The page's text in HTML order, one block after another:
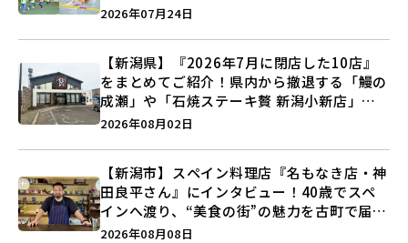
キックボクシング」で新しい自分を見つけよ
2026年07月24日
【新潟県】『2026年7月に閉店した10店』
をまとめてご紹介！県内から撤退する「鰻の
成瀬」や「石焼ステーキ贅 新潟小新店」が
営業に幕…。
2026年08月02日
【新潟市】スペイン料理店『名もなき店・神
田良平さん』にインタビュー！40歳でスペ
インへ渡り、“美食の街”の魅力を古町で届け
る♪
2026年08月08日